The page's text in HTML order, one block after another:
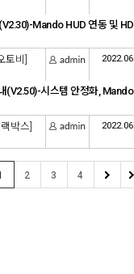
토비]
Mando HUD 연동 및
박스]
(V2.50)-시스템 안정화,
2 3 4